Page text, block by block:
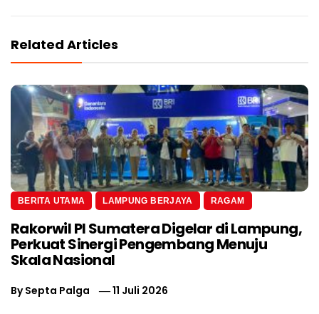
Related Articles
BERITA UTAMA LAMPUNG BERJAYA RAGAM
Rakorwil PI Sumatera Digelar di Lampung,
Perkuat Sinergi Pengembang Menuju
Skala Nasional
BySepta Palga 11 Juli 2026